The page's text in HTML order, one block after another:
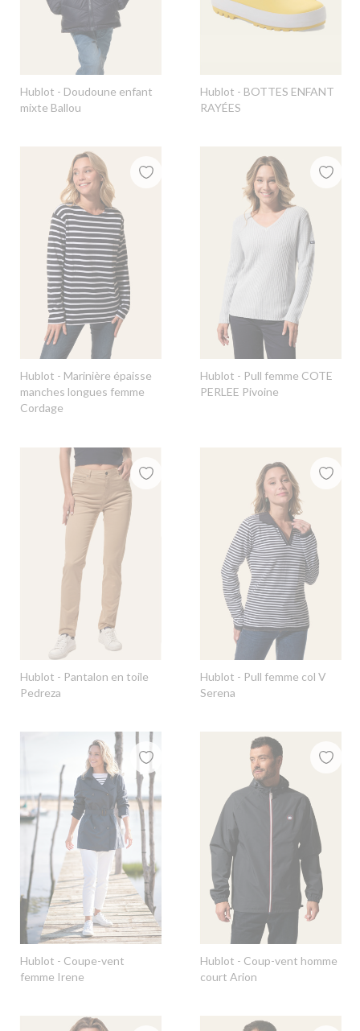
Hublot - Doudoune enfant
mixte Ballou
Hublot - BOTTES ENFANT
RAYÉES
Hublot - Marinière épaisse
manches longues femme
Cordage
Hublot - Pull femme COTE
PERLEE Pivoine
Hublot - Pantalon en toile
Pedreza
Hublot - Pull femme col V
Serena
Hublot - Coupe-vent
femme Irene
Hublot - Coup-vent homme
court Arion